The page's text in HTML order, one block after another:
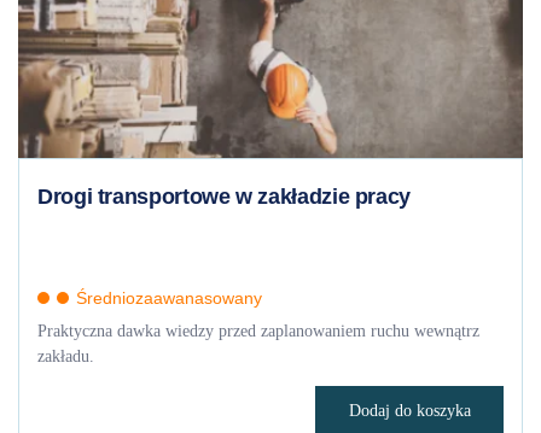
Drogi transportowe w zakładzie pracy
Średniozaawanasowany
Praktyczna dawka wiedzy przed zaplanowaniem ruchu wewnątrz
zakładu.
Dodaj do koszyka